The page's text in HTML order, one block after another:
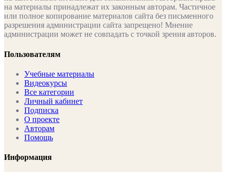
на материалы принадлежат их законным авторам. Частичное
или полное копирование материалов сайта без письменного
разрешения администрации сайта запрещено! Мнение
администрации может не совпадать с точкой зрения авторов.
Пользователям
Учебные материалы
Видеокурсы
Все категории
Личный кабинет
Подписка
О проекте
Авторам
Помощь
Информация